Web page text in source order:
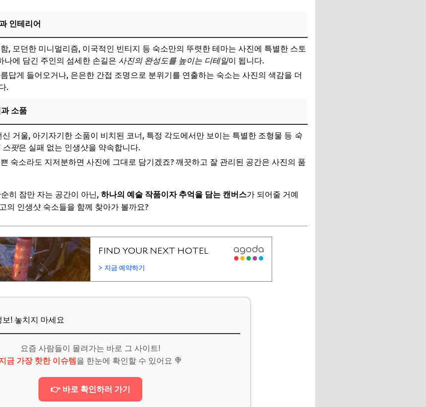
숙소명 3: 더 큐브 호텔, 서울]
마세요
’ 건지는 촬영 꿀팁!
자연광은 최고의 조명
마세요
핵심!
마세요
전 이것만은 꼭 확인하세요
파악하기
하기
예측하기
마세요
해야 저렴하게 이용할 수 있나요?
명 같은 장비 사용이 가능한가요?
을 남길 수 있는 숙소도 있나요?
인테리어
, 모던한 미니멀리즘, 이국적인 빈티지 등 숙소만의 뚜렷한 테마는 사진에 특별한 스토
나에 담긴 주인의 섬세한 손길은 사진의 완성도를 높이는 디테일이 됩니다.
답게 들어오거나, 은은한 간접 조명으로 분위기를 연출하는 숙소는 사진의 색감을 더
.
소품
거울, 아기자기한 소품이 비치된 코너, 특정 각도에서만 보이는 특별한 조형물 등 숙
스팟은 실패 없는 인생샷을 약속합니다.
숙소라도 지저분하면 사진에 그대로 담기겠죠? 깨끗하고 잘 관리된 공간은 사진의 품
히 잠만 자는 공간이 아닌, 하나의 예술 작품이자 추억을 담는 캔버스가 되어줄 거예
의 인생샷 숙소들을 함께 찾아가 볼까요?
보! 놓치지 마세요
요즘 사람들이 몰려가는 바로 그 사이트!
금 가장 핫한 이슈템 을 한눈에 확인할 수 있어요 🍭
👉 바로 확인하러 가기